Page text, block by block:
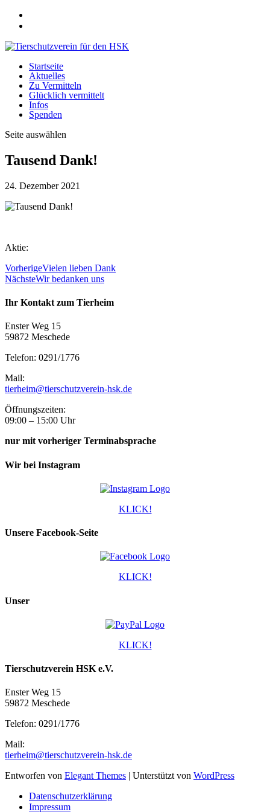
Startseite
Aktuelles
Zu Vermitteln
Glücklich vermittelt
Infos
Spenden
Seite auswählen
Tausend Dank!
24. Dezember 2021
Aktie:
VorherigeVielen lieben Dank
NächsteWir bedanken uns
Ihr Kontakt zum Tierheim
Enster Weg 15
59872 Meschede
Telefon: 0291/1776
Mail:
tierheim@tierschutzverein-hsk.de
Öffnungszeiten:
09:00 – 15:00 Uhr
nur mit vorheriger Terminabsprache
Wir bei Instagram
KLICK!
Unsere Facebook-Seite
KLICK!
Unser
KLICK!
Tierschutzverein HSK e.V.
Enster Weg 15
59872 Meschede
Telefon: 0291/1776
Mail:
tierheim@tierschutzverein-hsk.de
Entworfen von Elegant Themes | Unterstützt von WordPress
Datenschutzerklärung
Impressum